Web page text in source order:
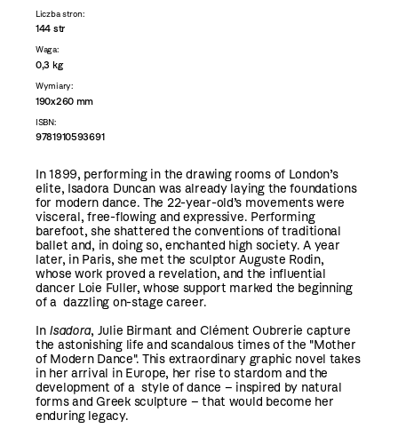
Liczba stron:
144 str
Waga:
0,3 kg
Wymiary:
190x260 mm
ISBN:
9781910593691
In 1899, performing in the drawing rooms of London’s
elite, Isadora Duncan was already laying the foundations
for modern dance. The 22-year-old’s movements were
visceral, free-flowing and expressive. Performing
barefoot, she shattered the conventions of traditional
ballet and, in doing so, enchanted high society. A year
later, in Paris, she met the sculptor Auguste Rodin,
whose work proved a revelation, and the influential
dancer Loie Fuller, whose support marked the beginning
of a dazzling on-stage career.
In Isadora, Julie Birmant and Clément Oubrerie capture
the astonishing life and scandalous times of the "Mother
of Modern Dance". This extraordinary graphic novel takes
in her arrival in Europe, her rise to stardom and the
development of a style of dance – inspired by natural
forms and Greek sculpture – that would become her
enduring legacy.